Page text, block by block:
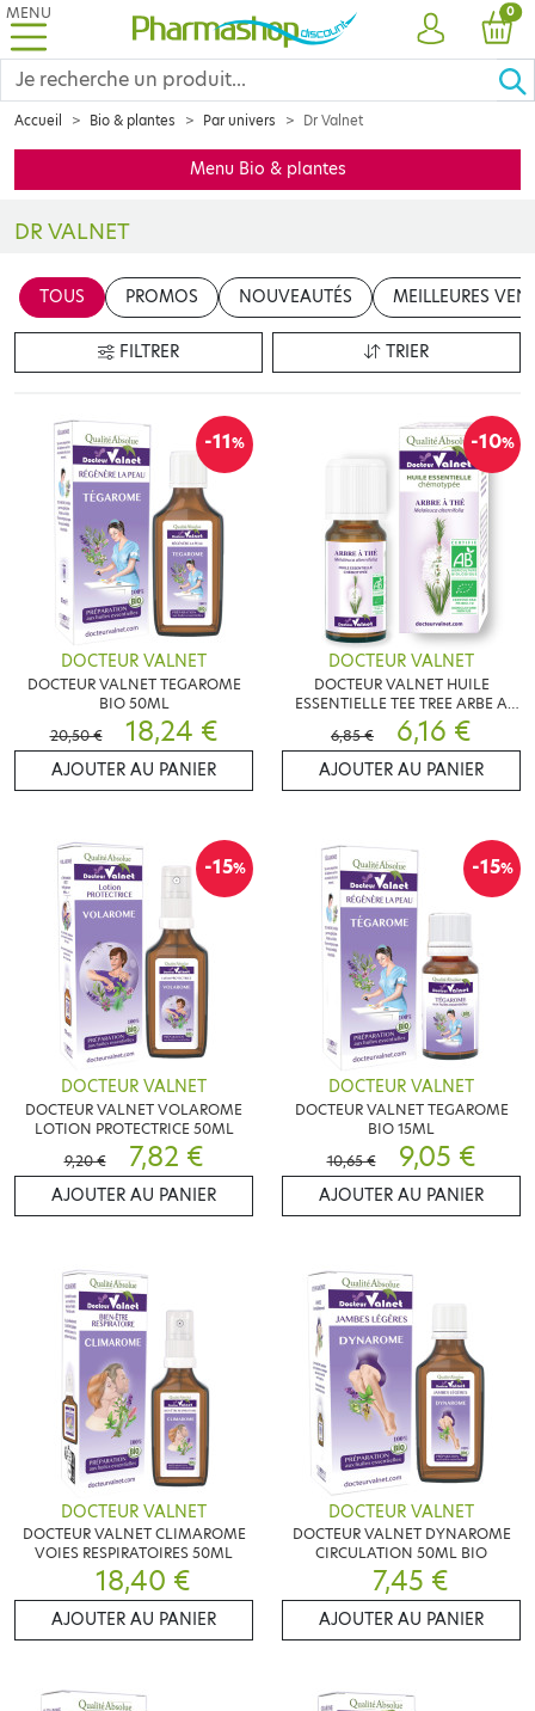
MENU
COMPTE
0
Accueil Bio & plantes Par univers Dr Valnet
Menu Bio & plantes
DR VALNET
TOUS
PROMOS NOUVEAUTÉS MEILLEURES
FILTRER TRIER
-11%
DOCTEUR VALNET
DOCTEUR VALNET TEGAROME
BIO 50ML
20,50 €
18,24 €
AJOUTER AU PANIER
-10%
DOCTEUR VALNET
DOCTEUR VALNET HUILE
ESSENTIELLE TEE TREE ARBE A
THE 10ML BIO
6,85 € 6,16 €
AJOUTER AU PANIER
-15%
DOCTEUR VALNET
DOCTEUR VALNET VOLAROME
LOTION PROTECTRICE 50ML
9,20 €
7,82 €
AJOUTER AU PANIER
-15%
DOCTEUR VALNET
DOCTEUR VALNET TEGAROME
BIO 15ML
10,65 €
9,05 €
AJOUTER AU PANIER
DOCTEUR VALNET
DOCTEUR VALNET CLIMAROME
VOIES RESPIRATOIRES 50ML
18,40 €
AJOUTER AU PANIER
DOCTEUR VALNET
DOCTEUR VALNET DYNAROME
CIRCULATION 50ML BIO
7,45 €
AJOUTER AU PANIER